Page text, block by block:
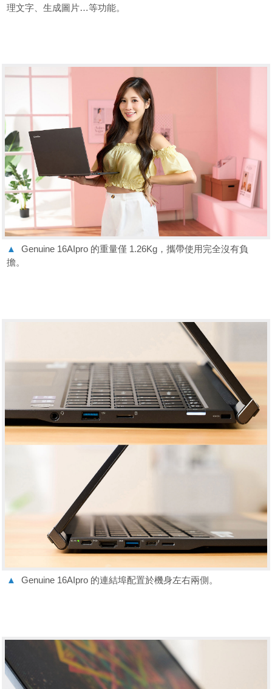
理文字、生成圖片…等功能。
▲
Genuine 16AIpro 的重量僅 1.26Kg，攜帶使用完全沒有負
擔。
▲ Genuine 16AIpro 的連結埠配置於機身左右兩側。